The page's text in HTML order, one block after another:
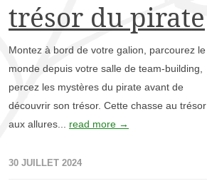
trésor du pirate
Montez à bord de votre galion, parcourez le
monde depuis votre salle de team-building,
percez les mystères du pirate avant de
découvrir son trésor. Cette chasse au trésor
aux allures... read more →
30 JUILLET 2024